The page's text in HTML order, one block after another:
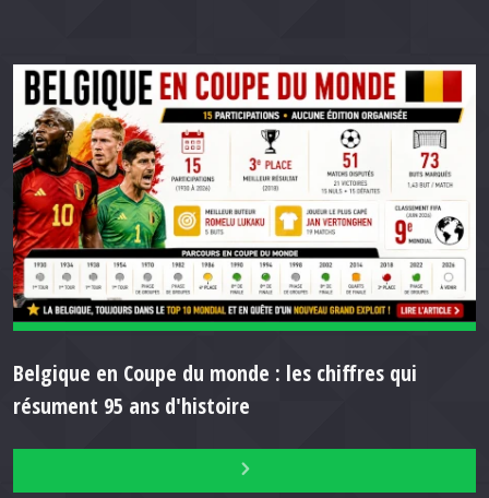
Belgique en Coupe du monde : les chiffres qui
résument 95 ans d'histoire